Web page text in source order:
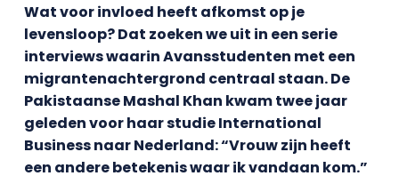
Wat voor invloed heeft afkomst op je
levensloop? Dat zoeken we uit in een serie
interviews waarin Avansstudenten met een
migrantenachtergrond centraal staan. De
Pakistaanse Mashal Khan kwam twee jaar
geleden voor haar studie International
Business naar Nederland: “Vrouw zijn heeft
een andere betekenis waar ik vandaan kom.”